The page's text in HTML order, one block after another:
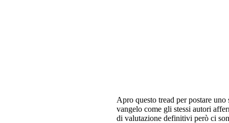
Apro questo tread per postare
vangelo come gli stessi autori
di valutazione definitivi però ci